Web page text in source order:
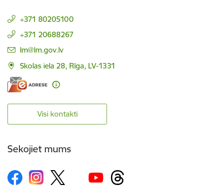
+371 80205100
+371 20688267
E-pasts:
lm@lm.gov.lv
Skolas iela 28, Rīga, LV-1331
Visi kontakti
Sekojiet mums